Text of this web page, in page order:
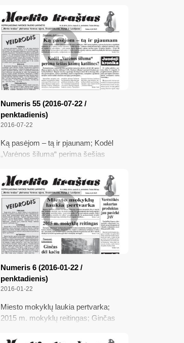
baseinas; Nėra padėties be išeities;
Pokalbis Žemės ūkio ministerijoje
Numeris 55 (2016-07-22 /
penktadienis)
2016-07-22
Ką pasėjom – tą ir pjaunam; Kodėl
„Varėnos šiluma“ perima šešias
kolekcionieriams ir ne tik
Numeris 6 (2016-01-22 /
penktadienis)
2016-01-22
Miesto mokyklų laukia pertvarka;
2015 m. mokyklų reitingas; Ginčas
Varėniškės sukurtas produktas jau